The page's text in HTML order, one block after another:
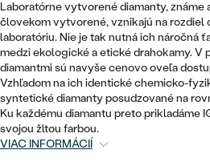
RUČNE RYTÉ
S VÝPLŇOU
SVADOBNÉ SETY
PODĽA CENY
ZAČAŤ S DIAMANTOM
ZAČAŤ S LABGROWN
ZAČAŤ S FAREBNÝM
PODĽA DRAHOKAMU
DETSKÉ ŠPERKY
BROŠNE
DOPLNKY
DETSKÉ
PIERCING
PODĽA DRAHOKAMU
S DIAMANTMI
MEDAILÓNY
RETIAZKY
V TVARE SRDCA
SO ZVIERATAMI
STATEMENT
PEČATNÉ
PERSONALIZOVANÉ
PODĽA DRAHOKAMU
Laboratórne vytvorené diamanty, známe
človekom vytvorené, vznikajú na rozdiel
laboratóriu. Nie je tak nutná ich náročná
medzi ekologické a etické drahokamy. V
diamantmi sú navyše cenovo oveľa
Vzhľadom na ich identické chemicko-
syntetické diamanty posudzované na
Ku každému diamantu preto prikladáme
svojou žltou farbou.
VIAC INFORMÁCIÍ